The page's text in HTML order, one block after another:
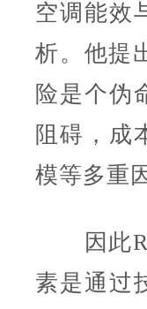
空调能效
析。他提
险是个伪
阻碍，成
模等多重
因此
素是通过